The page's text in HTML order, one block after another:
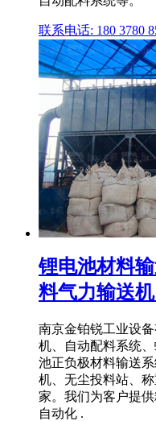
联系电话: 180 3780
锂电池材料
料气力输送
南京金铂锐工业设
机、自动配料系统
池正负极材料输送
机、无尘投料站、
家。我们为客户提
自动化 .